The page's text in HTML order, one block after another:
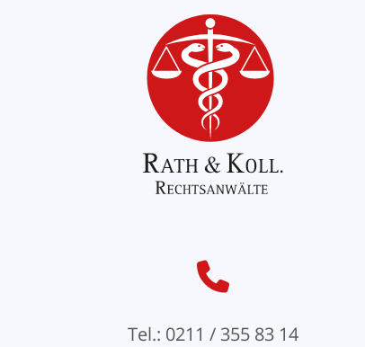
Tel.: 0211 / 355 83 14